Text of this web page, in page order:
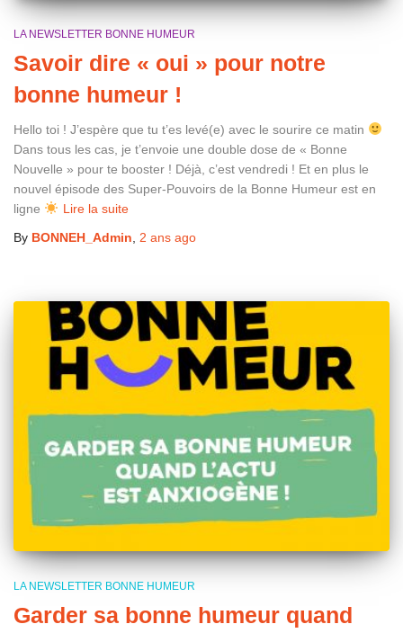
LA NEWSLETTER BONNE HUMEUR
Savoir dire « oui » pour notre
bonne humeur !
Hello toi ! J’espère que tu t’es levé(e) avec le sourire ce matin
Dans tous les cas, je t’envoie une double dose de « Bonne
Nouvelle » pour te booster ! Déjà, c’est vendredi ! Et en plus le
nouvel épisode des Super-Pouvoirs de la Bonne Humeur est en
ligne
Lire la suite
By BONNEH_Admin 2 ans ago
LA NEWSLETTER BONNE HUMEUR
Garder sa bonne humeur quand